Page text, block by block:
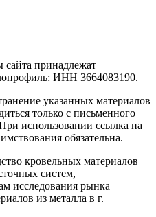
сайта принадлежат
ИНН 3664083190.
указанных материалов
только с письменного
использовании ссылка на
обязательна.
кровельных материалов
систем,
исследования рынка
из металла в г.